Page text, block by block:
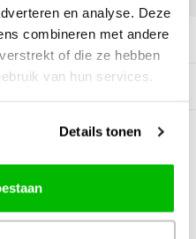
en analyse. Deze
combineren met andere
of die ze hebben
van hun services.
Details tonen